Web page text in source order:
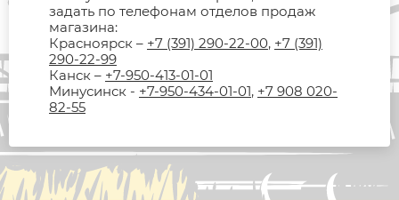
задать по телефонам отделов продаж
магазина:
Красноярск – +7 (391) 290-22-00, +7 (391)
290-22-99
Канск – +7-950-413-01-01
Минусинск - +7-950-434-01-01, +7 908 020-
82-55